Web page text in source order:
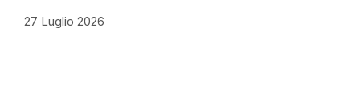
27 Luglio 2026